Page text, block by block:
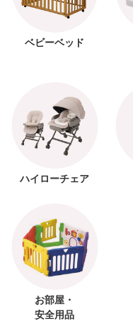
ベビーベッド
ハイローチェア
お部屋・
安全用品